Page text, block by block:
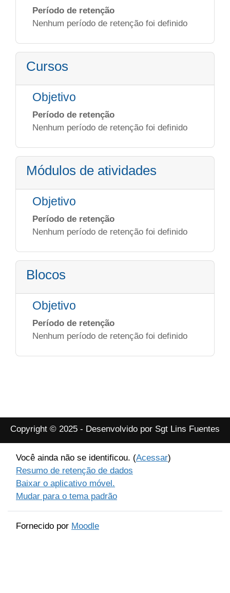
Período de retenção
Nenhum período de retenção foi definido
Cursos
Objetivo
Período de retenção
Nenhum período de retenção foi definido
Módulos de atividades
Objetivo
Período de retenção
Nenhum período de retenção foi definido
Blocos
Objetivo
Período de retenção
Nenhum período de retenção foi definido
Copyright © 2025 - Desenvolvido por Sgt Lins Fuentes
Você ainda não se identificou. (Acessar)
Resumo de retenção de dados
Baixar o aplicativo móvel.
Mudar para o tema padrão
Fornecido por Moodle